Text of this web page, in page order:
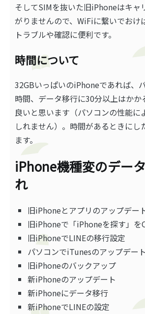
そしてSIMを抜いた旧iPhoneはキャ
がりませんので、WiFiに繋いでおけ
トラブルや確認に便利です。
時間について
32GBいっぱいのiPhoneであれば、
時間、データ移行に30分以上はかか
良いと思います（パソコンの性能に
しれません）。時間があるときにし
ます。
iPhone機種変のデー
れ
旧iPhoneとアプリのアップデー
旧iPhoneで「iPhoneを探す」を
旧iPhoneでLINEの移行設定
パソコンでiTunesのアップデート
旧iPhoneのバックアップ
新iPhoneのアップデート
新iPhoneにデータ移行
新iPhoneでLINEの設定